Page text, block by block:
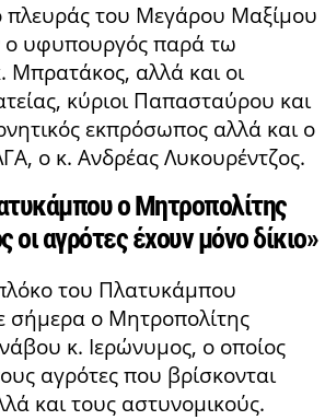
του Μεγάρου Μαξίμου
ο υφυπουργός παρά τω
αλλά και οι
κύριοι Παπασταύρου και
εκπρόσωπος αλλά και ο
ο κ. Ανδρέας Λυκουρέντζος.
ο Μητροπολίτης
οι αγρότες έχουν μόνο δίκιο»
του Πλατυκάμπου
σήμερα ο Μητροπολίτης
κ. Ιερώνυμος, ο οποίος
αγρότες που βρίσκονται
και τους αστυνομικούς.